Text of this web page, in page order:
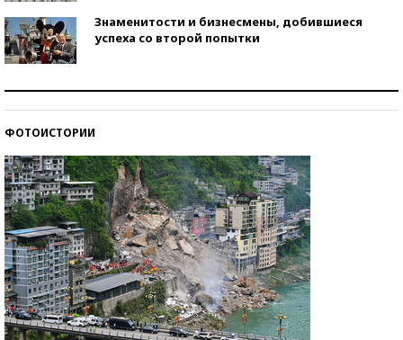
Знаменитости и бизнесмены, добившиеся
успеха со второй попытки
ФОТОИСТОРИИ